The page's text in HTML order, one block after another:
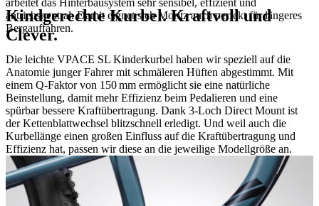
arbeitet das Hinterbausystem sehr sensibel, effizient und
antriebsneutral. Damit eignet sich Moritz auch perfekt für längeres
Bergauffahren.
Kindgerechte Kurbel. Kraftvoll und
Clever.
Die leichte VPACE SL Kinderkurbel haben wir speziell auf die
Anatomie junger Fahrer mit schmäleren Hüften abgestimmt. Mit
einem Q-Faktor von 150 mm ermöglicht sie eine natürliche
Beinstellung, damit mehr Effizienz beim Pedalieren und eine
spürbar bessere Kraftübertragung. Dank 3-Loch Direct Mount ist
der Kettenblattwechsel blitzschnell erledigt. Und weil auch die
Kurbellänge einen großen Einfluss auf die Kraftübertragung und
Effizienz hat, passen wir diese an die jeweilige Modellgröße an.